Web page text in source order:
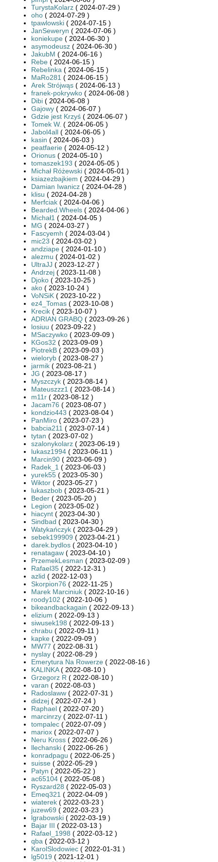
TurystaKolarz ( 2024-07-29 )
oho ( 2024-07-29 )
tpawlowski ( 2024-07-15 )
JanSeweryn ( 2024-07-06 )
koniekupe ( 2024-06-30 )
asymodeusz ( 2024-06-30 )
JakubM ( 2024-06-16 )
Rebe ( 2024-06-15 )
Rebelinka ( 2024-06-15 )
MaRo281 ( 2024-06-15 )
Arek Strójwąs ( 2024-06-13 )
franek-pokrywko ( 2024-06-08 )
Dibi ( 2024-06-08 )
Gajowy ( 2024-06-07 )
Gdzie jest Krzyś ( 2024-06-07 )
Tomek W. ( 2024-06-05 )
Jabol4all ( 2024-06-05 )
kasin ( 2024-06-03 )
peatfaerie ( 2024-05-12 )
Orionus ( 2024-05-10 )
tomaszek193 ( 2024-05-05 )
Michał Różewski ( 2024-05-01 )
ksiazezbajkiem ( 2024-04-29 )
Damian Iwanicz ( 2024-04-28 )
klisu ( 2024-04-28 )
Merfciak ( 2024-04-06 )
Bearded.Wheels ( 2024-04-06 )
Michał1 ( 2024-04-05 )
MG ( 2024-03-27 )
Fascyemh ( 2024-03-04 )
mic23 ( 2024-03-02 )
andziape ( 2024-01-10 )
alezmu ( 2024-01-02 )
UltraJJ ( 2023-12-27 )
Andrzej ( 2023-11-08 )
Djoko ( 2023-10-25 )
ako ( 2023-10-24 )
VoNSiK ( 2023-10-22 )
ez4_Tomas ( 2023-10-08 )
Krecik ( 2023-10-07 )
ADRIAN GRABQ ( 2023-09-26 )
losiuu ( 2023-09-22 )
MSaczywko ( 2023-09-09 )
KGos32 ( 2023-09-09 )
PiotrekB ( 2023-09-03 )
wieloryb ( 2023-08-27 )
jarmik ( 2023-08-21 )
JG ( 2023-08-17 )
Myszczyk ( 2023-08-14 )
Mateuszzz1 ( 2023-08-14 )
m11r ( 2023-08-12 )
Jacam76 ( 2023-08-07 )
kondzio443 ( 2023-08-04 )
PanMiro ( 2023-07-23 )
babcia211 ( 2023-07-14 )
tytan ( 2023-07-02 )
szalonykolarz ( 2023-06-19 )
lukasz1994 ( 2023-06-11 )
Marcin90 ( 2023-06-09 )
Radek_1 ( 2023-06-03 )
yurek55 ( 2023-05-30 )
Wiktor ( 2023-05-27 )
lukaszbob ( 2023-05-21 )
Beder ( 2023-05-20 )
Legion ( 2023-05-02 )
hiacynt ( 2023-04-30 )
Sindbad ( 2023-04-30 )
Watykańczyk ( 2023-04-29 )
sebek199909 ( 2023-04-21 )
darek.bydlos ( 2023-04-10 )
renatagaw ( 2023-04-10 )
PrzemekLesman ( 2023-02-09 )
Rafael35 ( 2022-12-31 )
azlid ( 2022-12-03 )
Skorpion76 ( 2022-11-25 )
Marek Marciniuk ( 2022-10-16 )
roody102 ( 2022-10-06 )
bikeandbackagain ( 2022-09-13 )
elizium ( 2022-09-13 )
siwusek198 ( 2022-09-13 )
chrabu ( 2022-09-11 )
kapke ( 2022-09-09 )
MW77 ( 2022-08-31 )
nyslay ( 2022-08-29 )
Emerytura Na Rowerze ( 2022-08-16 )
KALINKA( 2022-08-10 )
Grzegorz R ( 2022-08-10 )
varan ( 2022-08-03 )
Radoslaww ( 2022-07-31 )
didzej ( 2022-07-24 )
Raphael ( 2022-07-20 )
marcinrzy ( 2022-07-11 )
tompalec ( 2022-07-09 )
mariox ( 2022-07-07 )
Neru Kross ( 2022-06-26 )
llechanski ( 2022-06-26 )
konradpagu ( 2022-06-25 )
suisse ( 2022-05-29 )
Patyn ( 2022-05-22 )
ac65104 ( 2022-05-08 )
Ryszard28 ( 2022-05-03 )
Emeq321 ( 2022-04-09 )
wiaterek ( 2022-03-23 )
juzew69 ( 2022-03-23 )
lgrabowski ( 2022-03-19 )
Bajar III ( 2022-03-13 )
Rafael_1998 ( 2022-03-12 )
qba ( 2022-03-12 )
KarolSlodowiec ( 2022-01-31 )
lg5019 ( 2021-12-01 )